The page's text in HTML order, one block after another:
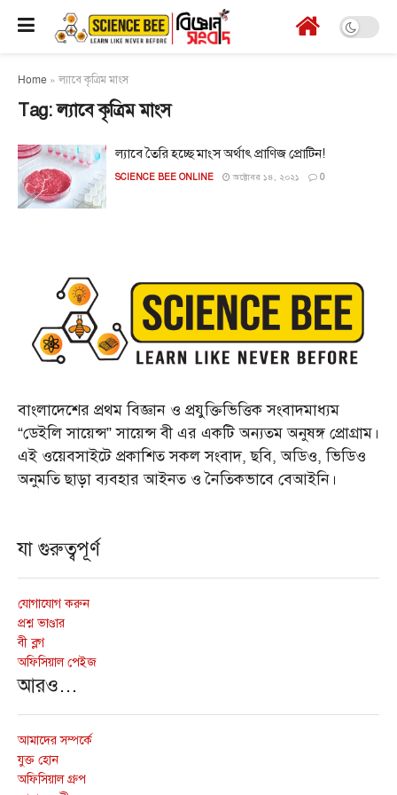
Home » ল্যাবে কৃত্রিম মাংস
Tag:ল্যাবে কৃত্রিম মাংস
ল্যাবে তৈরি হচ্ছে মাংস অর্থাৎ প্রাণিজ প্রোটিন!
SCIENCE BEE ONLINE অক্টোবর ১৪, ২০২১ 0
বাংলাদেশের প্রথম বিজ্ঞান ও প্রযুক্তিভিত্তিক সংবাদমাধ্যম
“ডেইলি সায়েন্স” সায়েন্স বী এর একটি অন্যতম অনুষঙ্গ প্রোগ্রাম।
এই ওয়েবসাইটে প্রকাশিত সকল সংবাদ, ছবি, অডিও, ভিডিও
অনুমতি ছাড়া ব্যবহার আইনত ও নৈতিকভাবে বেআইনি।
যা গুরুত্বপূর্ণ
যোগাযোগ করুন
প্রশ্ন ভাণ্ডার
বী ব্লগ
অফিসিয়াল পেইজ
আরও…
আমাদের সম্পর্কে
যুক্ত হোন
অফিসিয়াল গ্রুপ